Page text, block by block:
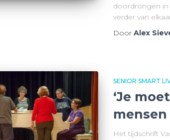
doordrongen in
verder van
Door Alex
SENIOR SMART
‘Je
mensen
Het tijdschrift